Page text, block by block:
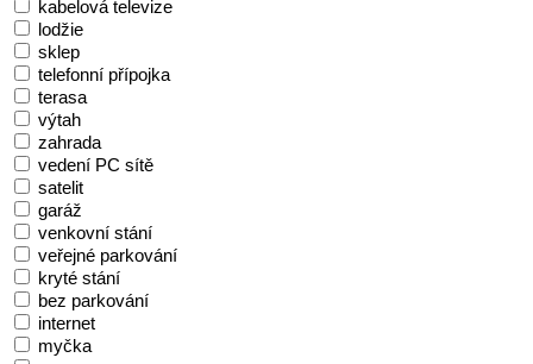
kabelová televize
lodžie
sklep
telefonní přípojka
terasa
výtah
zahrada
vedení PC sítě
satelit
garáž
venkovní stání
veřejné parkování
kryté stání
bez parkování
internet
myčka